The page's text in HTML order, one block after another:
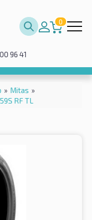
0
96 41
» Mitas »
RF TL